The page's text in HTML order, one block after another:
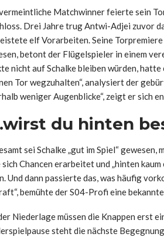
Matchwinner feierte sein
Drei Jahre trug Antwi-Adjei zuvor
elf Vorarbeiten. Seine
betont der Flügelspieler in einem
nicht auf Schalke bleiben würden,
Tor wegzuhalten“, analysiert der
weniger Augenblicke“, zeigt er sich
du hinten
sei Schalke „gut im Spiel“
sich Chancen erarbeitet und „hinten
Und dann passierte das, was häufig
bemühte der S04-Profi eine
Niederlage müssen die Knappen erst
steht die nächste